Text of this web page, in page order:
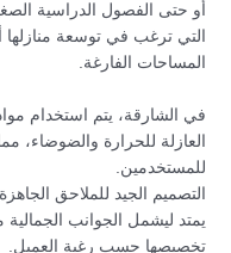
أو حتى الفصول الدراسية
التي ترغب في توسعة منازلها
المساحات الفارغة.
في الشارقة، يتم استخدام
العازلة للحرارة
للمستخدمين.
التصميم الجيد للملاحق
يمتد ليشمل الجوانب
تخصيصها حسب رغبة العميل.